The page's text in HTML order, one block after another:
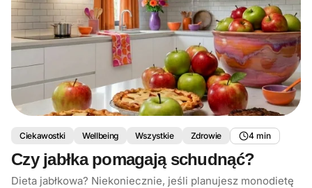
Ciekawostki Wellbeing Wszystkie Zdrowie 4 min
Czy jabłka pomagają schudnąć?
Dieta jabłkowa? Niekoniecznie, jeśli planujesz monodietę